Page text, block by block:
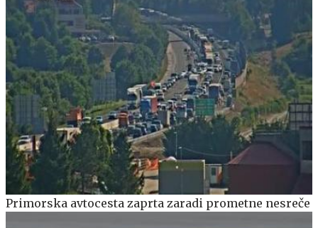
Primorska avtocesta zaprta zaradi prometne nesreče